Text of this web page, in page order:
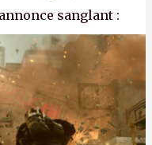
sanglant :
fermetures de
En gros, essorer
P.